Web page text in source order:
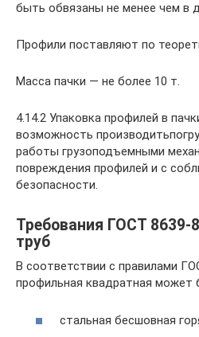
быть обвязаны не менее чем в
Профили поставляют по
Масса пачки — не более 10 т.
4.14.2 Упаковка профилей в
возможность
работы грузоподъемными
повреждения профилей и с
безопасности.
Требования ГОСТ
труб
В соответствии с правилами
профильная квадратная
стальная бесшовная